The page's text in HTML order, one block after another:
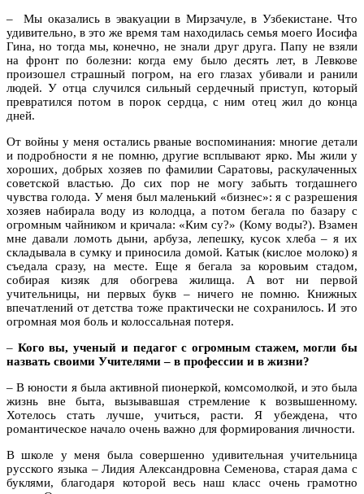
– Мы оказались в эвакуации в Мирзачуле, в Узбекистане. Что
удивительно, в это же время там находилась семья моего Иосифа
Гина, но тогда мы, конечно, не знали друг друга. Папу не взяли
на фронт по болезни: когда ему было десять лет, в Левкове
произошел страшный погром, на его глазах убивали и ранили
людей. У отца случился сильный сердечный приступ, который
превратился потом в порок сердца, с ним отец жил до конца
дней.
От войны у меня остались рваные воспоминания: многие детали
и подробности я не помню, другие всплывают ярко. Мы жили у
хороших, добрых хозяев по фамилии Саратовы, раскулаченных
советской властью. До сих пор не могу забыть тогдашнего
чувства голода. У меня был маленький «бизнес»: я с разрешения
хозяев набирала воду из колодца, а потом бегала по базару с
огромным чайником и кричала: «Ким су?» (Кому воды?). Взамен
мне давали ломоть дыни, арбуза, лепешку, кусок хлеба – я их
складывала в сумку и приносила домой. Катык (кислое молоко) я
съедала сразу, на месте. Еще я бегала за коровьим стадом,
собирая кизяк для обогрева жилища. А вот ни первой
учительницы, ни первых букв – ничего не помню. Книжных
впечатлений от детства тоже практически не сохранилось. И это
огромная моя боль и колоссальная потеря.
– Кого вы, ученый и педагог с огромным стажем, могли бы
назвать своими Учителями – в профессии и в жизни?
– В юности я была активной пионеркой, комсомолкой, и это была
жизнь вне быта, вызывавшая стремление к возвышенному.
Хотелось стать лучше, учиться, расти. Я убеждена, что
романтическое начало очень важно для формирования личности.
В школе у меня была совершенно удивительная учительница
русского языка – Лидия Александровна Семенова, старая дама с
буклями, благодаря которой весь наш класс очень грамотно